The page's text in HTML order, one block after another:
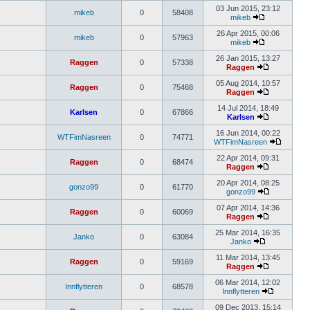
mikeb 0 58408
03 Jun 2015, 23:12
mikeb
mikeb 0 57963
26 Apr 2015, 00:06
mikeb
Raggen 0 57338
26 Jan 2015, 13:27
Raggen
Raggen 0 75468
05 Aug 2014, 10:57
Raggen
Karlsen 0 67866
14 Jul 2014, 18:49
Karlsen
WTFimNasreen 0 74771
16 Jun 2014, 00:22
WTFimNasreen
Raggen 0 68474
22 Apr 2014, 09:31
Raggen
gonzo99 0 61770
20 Apr 2014, 08:25
gonzo99
Raggen 0 60069
07 Apr 2014, 14:36
Raggen
Janko 0 63084
25 Mar 2014, 16:35
Janko
Raggen 0 59169
11 Mar 2014, 13:45
Raggen
Innflytteren 0 68578
06 Mar 2014, 12:02
Innflytteren
09 Dec 2013, 15:14